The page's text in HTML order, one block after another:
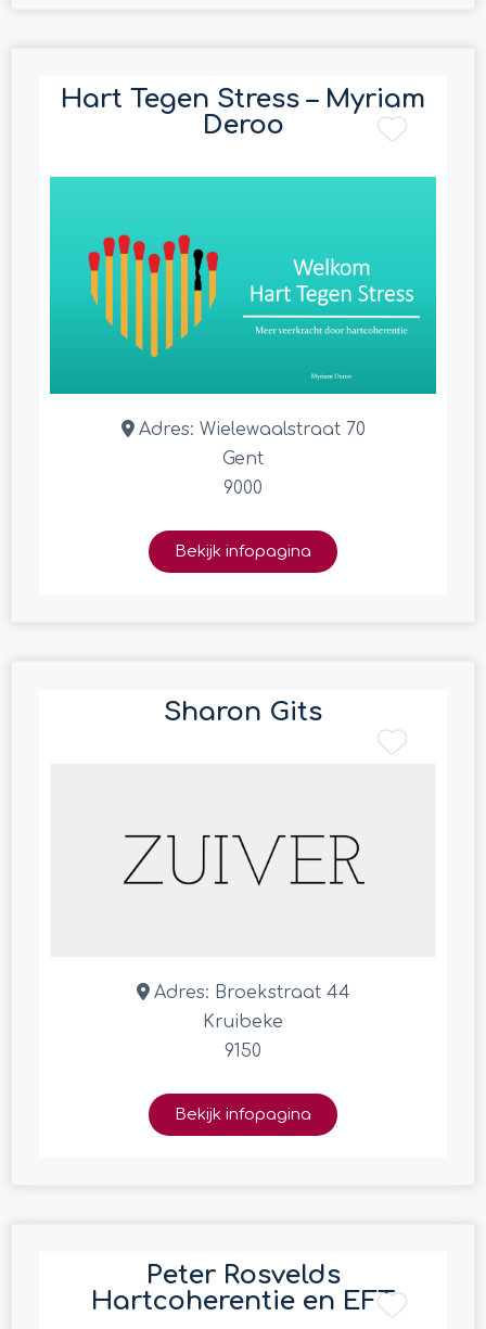
Hart Tegen Stress – Myriam
Deroo
Adres: Wielewaalstraat 70
Gent
9000
Bekijk infopagina
Sharon Gits
Adres: Broekstraat 44
Kruibeke
9150
Bekijk infopagina
Peter Rosvelds
Hartcoherentie en EFT